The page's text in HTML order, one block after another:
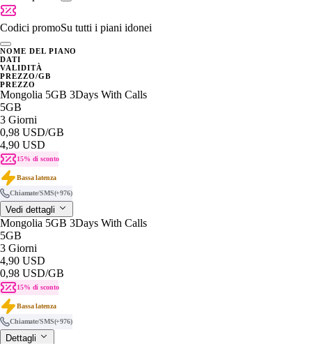
Codici promoSu tutti i piani idonei
NOME DEL PIANO
DATI
VALIDITÀ
PREZZO/GB
PREZZO
Mongolia 5GB 3Days With Calls
5GB
3 Giorni
0,98 USD/GB
4,90 USD
15% di sconto
Bassa latenza
Chiamate/SMS(+976)
Vedi dettagli
Mongolia 5GB 3Days With Calls
5GB
3 Giorni
4,90 USD
0,98 USD/GB
15% di sconto
Bassa latenza
Chiamate/SMS(+976)
Dettagli